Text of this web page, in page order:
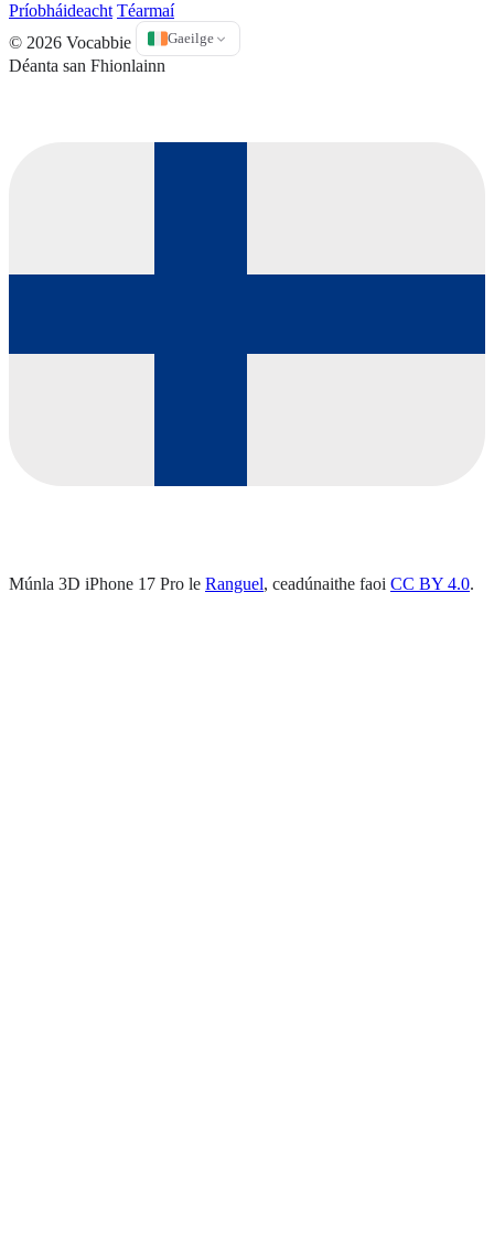
Príobháideacht Téarmaí
© 2026 Vocabbie
Gaeilge
Déanta san Fhionlainn
Múnla 3D iPhone 17 Pro le Ranguel, ceadúnaithe faoi CC BY 4.0.